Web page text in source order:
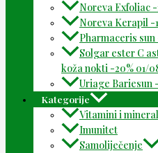
Noreva Exfoliac -
Noreva Kerapil -
Pharmaceris sun
Solgar ester C
koža nokti -20% 01/
Uriage Bariesun
Kategorije
Vitamini i
Imunitet
Samoliječenje